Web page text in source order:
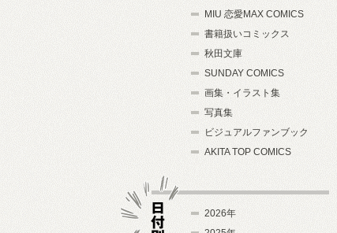
MIU 恋愛MAX COMICS
書籍扱いコミックス
秋田文庫
SUNDAY COMICS
画集・イラスト集
写真集
ビジュアルファンブック
AKITA TOP COMICS
2026年